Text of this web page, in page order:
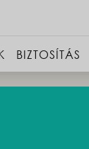
BIZTOSÍTÁS